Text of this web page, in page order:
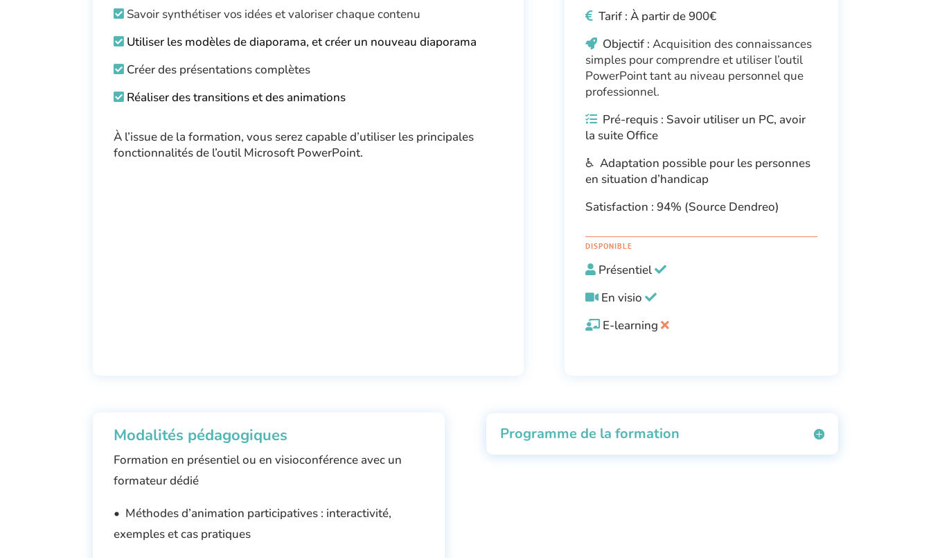
Savoir synthétiser vos idées et valoriser chaque contenu
Utiliser les modèles de diaporama, et créer un nouveau diaporama
Créer des présentations complètes
Réaliser des transitions et des animations
À l’issue de la formation, vous serez capable d’utiliser les principales
fonctionnalités de l’outil Microsoft PowerPoint.
Tarif : À partir de 900€
Objectif : Acquisition des connaissances
simples pour comprendre et utiliser l’outil
PowerPoint tant au niveau personnel que
professionnel.
Pré-requis : Savoir utiliser un PC, avoir
la suite Office
♿ Adaptation possible pour les personnes
en situation d’handicap
Satisfaction : 94% (Source Dendreo)
DISPONIBLE
Présentiel
En visio
E-learning
Modalités pédagogiques
Formation en présentiel ou en visioconférence avec un
formateur dédié
• Méthodes d’animation participatives : interactivité,
exemples et cas pratiques
Programme de la formation